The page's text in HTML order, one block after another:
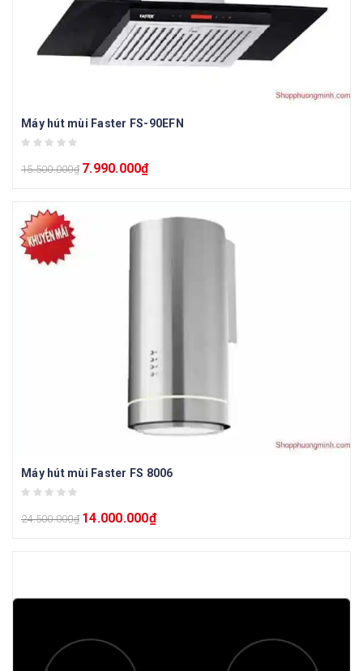
Máy hút mùi Faster FS-90EFN
15.500.000₫ 7.990.000₫
Máy hút mùi Faster FS 8006
24.500.000₫ 14.000.000₫